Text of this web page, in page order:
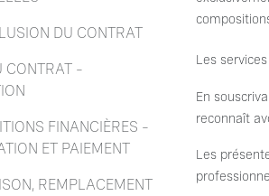
DU CONTRAT
CONTRAT –
FINANCIÈRES –
ET PAIEMENT
REMPLACEMENT
Les
En
reconnaît
Les